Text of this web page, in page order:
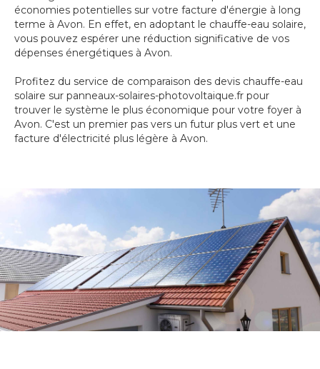
économies potentielles sur votre facture d'énergie à long
terme à Avon. En effet, en adoptant le chauffe-eau solaire,
vous pouvez espérer une réduction significative de vos
dépenses énergétiques à Avon.
Profitez du service de comparaison des devis chauffe-eau
solaire sur panneaux-solaires-photovoltaique.fr pour
trouver le système le plus économique pour votre foyer à
Avon. C'est un premier pas vers un futur plus vert et une
facture d'électricité plus légère à Avon.